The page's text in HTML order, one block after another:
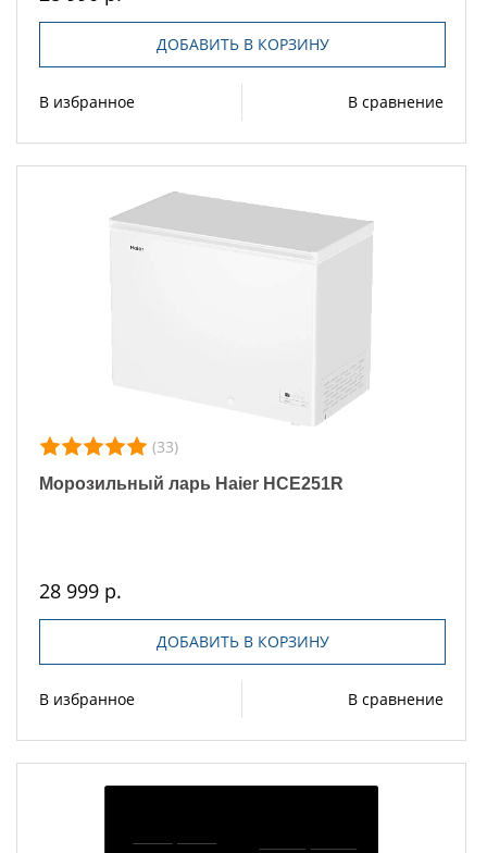
ДОБАВИТЬ В КОРЗИНУ
В избранное В сравнение
(33)
Морозильный ларь Haier HCE251R
28 999 р.
ДОБАВИТЬ В КОРЗИНУ
В избранное В сравнение